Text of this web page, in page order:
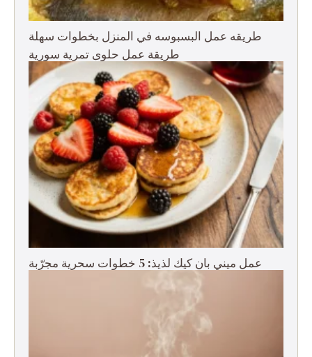
طريقه عمل البسبوسه في المنزل بخطوات سهلة
طريقة عمل حلوى تمرية سورية
عمل ميني بان كيك لذيذ: 5 خطوات سحرية مجرّبة